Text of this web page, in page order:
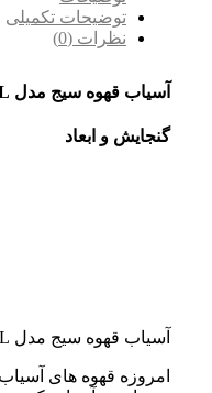
توضیحات تکمیلی
نظرات (0)
آسیاب قهوه سیج مدل Sage SCG600SIL
گنجایش و ابعاد
آسیاب قهوه سیج مدل Sage SCG600SIL محصولی کارآمد می باشد که به وسیله ی آن می توانید به آسانی در خانه به آسیاب کردن قهوه بپردازید.
امروزه قهوه های